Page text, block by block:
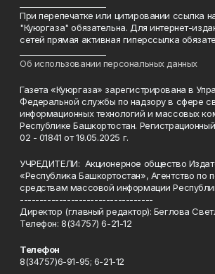
При перепечатке или цитировании ссылка
"Куюргаза" обязательна. Для интернет-
сетей прямая активная гиперссылка
Об использовании персональных данных
Газета «Куюргаза» зарегистрирована в
Федеральной службы по надзору в сфере
информационных технологий и массовых
Республике Башкортостан.
02 - 01841 от 19.05.2025 г.
УЧРЕДИТЕЛИ: Акционерное общество
«Республика Башкортостан», Агентство по
средствам массовой информации
----------------------------------
Директор (главный редактор): Беглова
Телефон: 8(34757) 6-21-12
Телефон
8(34757)6-91-95; 6-21-12